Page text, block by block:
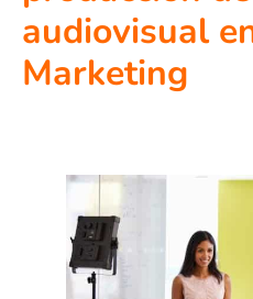
audiovisual
Marketing